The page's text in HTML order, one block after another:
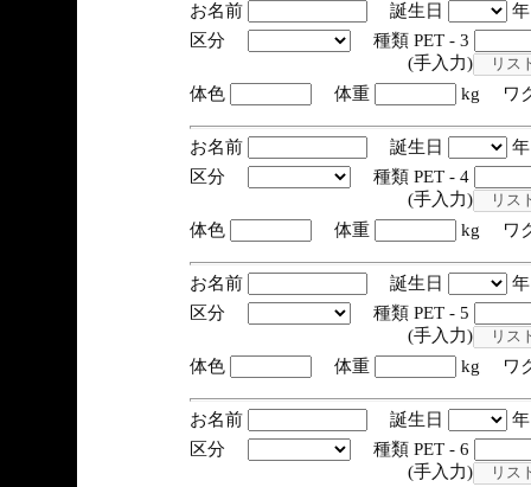
お名前 誕生日
区分
種類 PET - 3
(手入力)
体色
体重 kg ワ
お名前 誕生日
区分
種類 PET - 4
(手入力)
体色
体重 kg ワ
お名前 誕生日
区分
種類 PET - 5
(手入力)
体色
体重 kg ワ
お名前 誕生日
区分
種類 PET - 6
(手入力)